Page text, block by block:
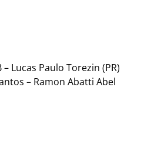
– Lucas Paulo Torezin (PR)
– Ramon Abatti Abel